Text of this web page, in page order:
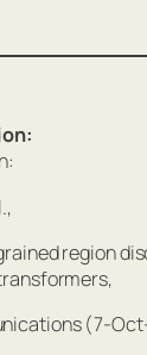
region
(7-